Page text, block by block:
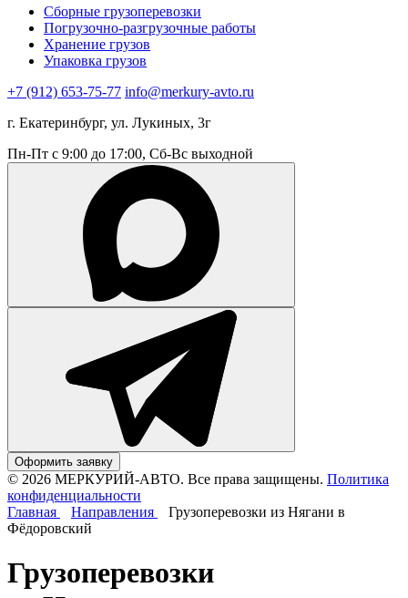
Сборные грузоперевозки
Погрузочно-разгрузочные работы
Хранение грузов
Упаковка грузов
+7 (912) 653-75-77 info@merkury-avto.ru
г. Екатеринбург, ул. Лукиных, 3г
Пн-Пт с 9:00 до 17:00, Сб-Вс выходной
Оформить заявку
© 2026 МЕРКУРИЙ-АВТО. Все права защищены. Политика
конфиденциальности
Главная
Направления
Грузоперевозки из Нягани в
Фёдоровский
Грузоперевозки